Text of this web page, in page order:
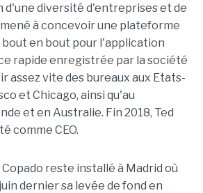
d'une diversité d'entreprises et de
à concevoir une plateforme
bout en bout pour l'application
rapide enregistrée par la société
assez vite des bureaux aux Etats-
et Chicago, ainsi qu'au
et en Australie. Fin 2018, Ted
comme CEO.
reste installé à Madrid où
dernier sa levée de fond en